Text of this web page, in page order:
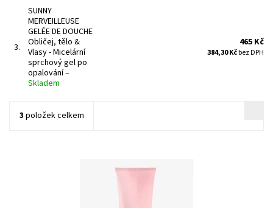
3.
SUNNY
MERVEILLEUSE
GELÉE DE DOUCHE
Obličej, tělo &
Vlasy - Micelární
sprchový gel po
opalování–
Skladem
465 Kč
384,30 Kčbez DPH
3 položek celkem
MICELY Tyto jemné povrchové částice zachycují nečistoty pro
hladké, účinné a jemné čištění. EXTRAKT KVĚTNÉHO MEDU Vzácná